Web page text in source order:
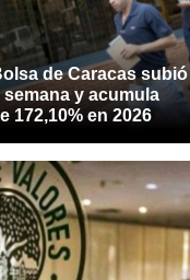
de Caracas subió
semana y acumula
172,10% en 2026